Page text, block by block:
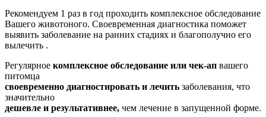
Рекомендуем 1 раз в год проходить комплексное обследование
Вашего животоного. Своевременная диагностика поможет
выявить заболевание на ранних стадиях и благополучно его
вылечить .
Регулярное комплексное обследование или чек-ап вашего
питомца
своевременно диагностировать и лечить заболевания, что
значительно
дешевле и результативнее, чем лечение в запущенной форме.